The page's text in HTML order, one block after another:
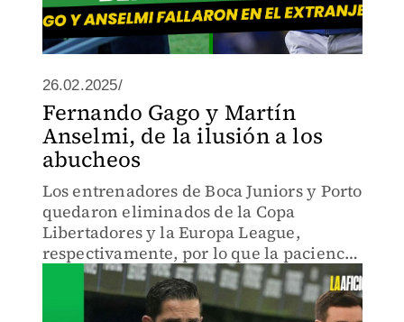
26.02.2025/
Fernando Gago y Martín
Anselmi, de la ilusión a los
abucheos
Los entrenadores de Boca Juniors y Porto
quedaron eliminados de la Copa
Libertadores y la Europa League,
respectivamente, por lo que la paciencia
de su afición se terminó.